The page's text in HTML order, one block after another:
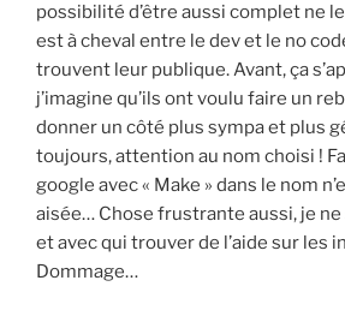
possibilité d’être aussi complet ne
est à cheval entre le dev et le no
trouvent leur publique. Avant, ça
j’imagine qu’ils ont voulu faire un
donner un côté plus sympa et plus
toujours, attention au nom choisi !
google avec « Make » dans le nom
aisée… Chose frustrante aussi, je
et avec qui trouver de l’aide sur les
Dommage…